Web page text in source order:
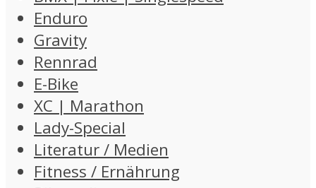
Enduro
Gravity
Rennrad
E-Bike
XC | Marathon
Lady-Special
Literatur / Medien
Fitness / Ernährung